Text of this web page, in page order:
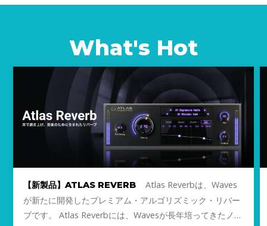
What's Hot
【新製品】ATLAS REVERB
Atlas Reverbは、Waves
が新たに開発したプレミアム・アルゴリズミック・リバー
ブです。 Atlas Reverbには、Wavesが長年培ってきたノウ